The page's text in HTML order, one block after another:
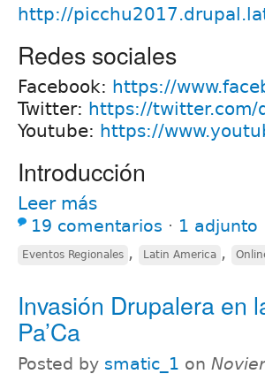
http://
Redes sociales
Facebook: https://
Twitter: https://twitter.com/
Youtube: https://
Introducción
Leer más
19 comentarios ⋅ 1 adjunto
Eventos Regionales , Latin America ,
Invasión Drupalera en
Pa’Ca
Posted by smatic_1 on